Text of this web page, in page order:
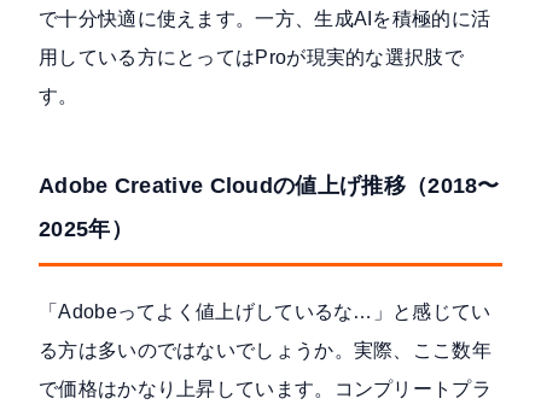
で十分快適に使えます。一方、生成AIを積極的に活
用している方にとってはProが現実的な選択肢で
す。
Adobe Creative Cloudの値上げ推移（2018〜
2025年）
「Adobeってよく値上げしているな…」と感じてい
る方は多いのではないでしょうか。実際、ここ数年
で価格はかなり上昇しています。コンプリートプラ